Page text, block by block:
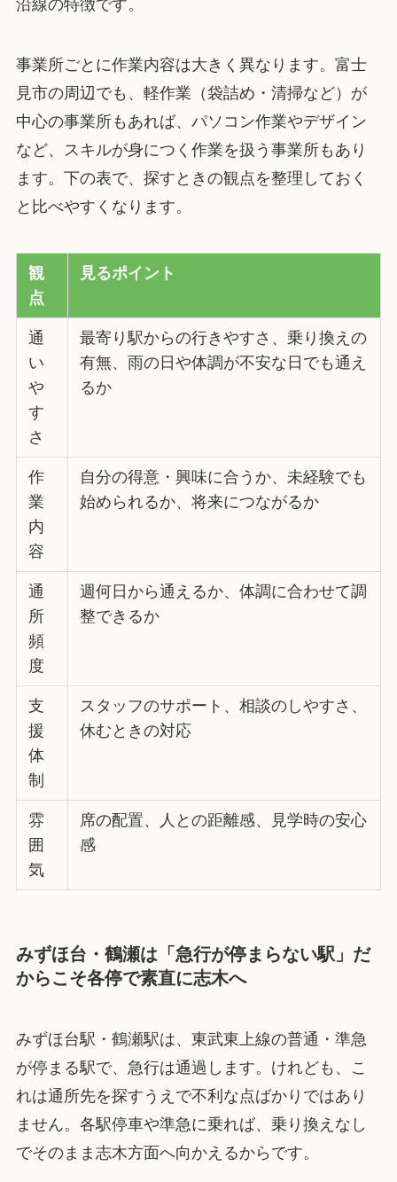
沿線の特徴です。
事業所ごとに作業内容は大きく異なります。富士
見市の周辺でも、軽作業（袋詰め・清掃など）が
中心の事業所もあれば、パソコン作業やデザイン
など、スキルが身につく作業を扱う事業所もあり
ます。下の表で、探すときの観点を整理しておく
と比べやすくなります。
観
点
見るポイント
通
い
や
す
さ
最寄り駅からの行きやすさ、乗り換えの
有無、雨の日や体調が不安な日でも通え
るか
作
業
内
容
自分の得意・興味に合うか、未経験でも
始められるか、将来につながるか
通
所
頻
度
週何日から通えるか、体調に合わせて調
整できるか
支
援
体
制
スタッフのサポート、相談のしやすさ、
休むときの対応
雰
囲
気
席の配置、人との距離感、見学時の安心
感
みずほ台・鶴瀬は「急行が停まらない駅」だ
からこそ各停で素直に志木へ
みずほ台駅・鶴瀬駅は、東武東上線の普通・準急
が停まる駅で、急行は通過します。けれども、こ
れは通所先を探すうえで不利な点ばかりではあり
ません。各駅停車や準急に乗れば、乗り換えなし
でそのまま志木方面へ向かえるからです。